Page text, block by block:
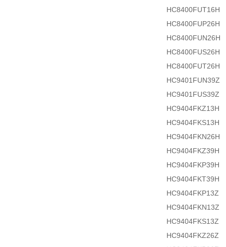
HC8400FUT16H
HC8400FUP26H
HC8400FUN26H
HC8400FUS26H
HC8400FUT26H
HC9401FUN39Z
HC9401FUS39Z
HC9404FKZ13H
HC9404FKS13H
HC9404FKN26H
HC9404FKZ39H
HC9404FKP39H
HC9404FKT39H
HC9404FKP13Z
HC9404FKN13Z
HC9404FKS13Z
HC9404FKZ26Z